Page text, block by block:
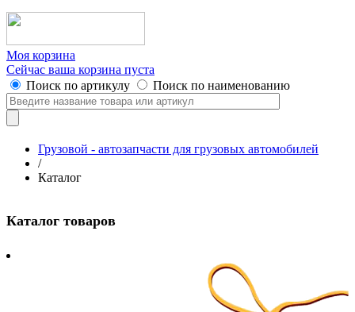
Моя корзина
Сейчас ваша корзина пуста
Поиск по артикулу
Поиск по наименованию
Грузовой - автозапчасти для грузовых автомобилей
/
Каталог
Каталог товаров